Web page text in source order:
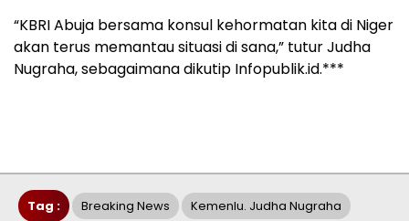
“KBRI Abuja bersama konsul kehormatan kita di Niger
akan terus memantau situasi di sana,” tutur Judha
Nugraha, sebagaimana dikutip Infopublik.id.***
Tag : Breaking News Kemenlu. Judha Nugraha